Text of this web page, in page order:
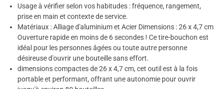
Usage à vérifier selon vos habitudes : fréquence, rangement,
prise en main et contexte de service.
Matériaux : Alliage d'aluminium et Acier Dimensions : 26 x 4,7 cm
Ouverture rapide en moins de 6 secondes ! Ce tire-bouchon est
idéal pour les personnes âgées ou toute autre personne
désireuse d'ouvrir une bouteille sans effort.
dimensions compactes de 26 x 4,7 cm, cet outil est à la fois
portable et performant, offrant une autonomie pour ouvrir